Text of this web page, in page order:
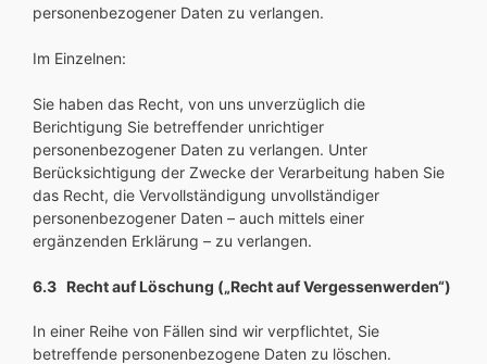
personenbezogener Daten zu verlangen.
Im Einzelnen:
Sie haben das Recht, von uns unverzüglich die
Berichtigung Sie betreffender unrichtiger
personenbezogener Daten zu verlangen. Unter
Berücksichtigung der Zwecke der Verarbeitung haben Sie
das Recht, die Vervollständigung unvollständiger
personenbezogener Daten – auch mittels einer
ergänzenden Erklärung – zu verlangen.
6.3 Recht auf Löschung („Recht auf Vergessenwerden“)
In einer Reihe von Fällen sind wir verpflichtet, Sie
betreffende personenbezogene Daten zu löschen.